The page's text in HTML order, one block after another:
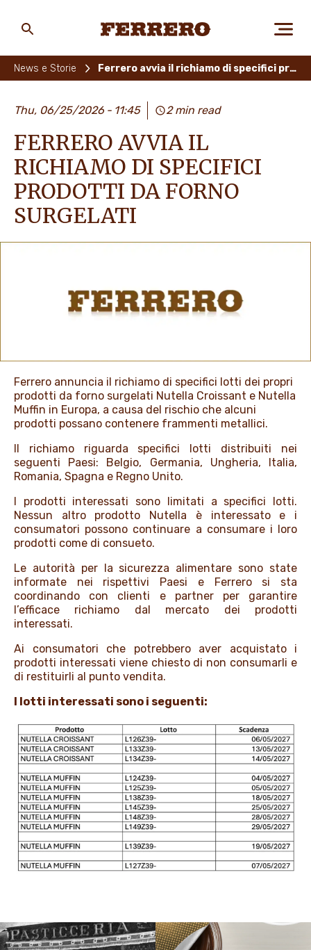
PERSONE E AMBIENTE
I NOSTRI PRODOTTI
NEWS & MEDIA
main
News e Storie Ferrero avvia il richiamo di specifici prodotti da forno surgelati
Thu, 06/25/2026 11:45 2 min read
FERRERO AVVIA IL
RICHIAMO DI SPECIFICI
PRODOTTI DA FORNO
SURGELATI
Ferrero annuncia il richiamo di specifici lotti dei propri
prodotti da forno surgelati Nutella Croissant e Nutella
Muffin in Europa, a causa del rischio che alcuni
prodotti possano contenere frammenti metallici.
Il richiamo riguarda specifici lotti distribuiti nei
seguenti Paesi: Belgio, Germania, Ungheria, Italia,
Romania, Spagna e Regno Unito.
I prodotti interessati sono limitati a specifici lotti.
Nessun altro prodotto Nutella è interessato e i
consumatori possono continuare a consumare i loro
prodotti come di consueto.
Le autorità per la sicurezza alimentare sono state
informate nei rispettivi Paesi e Ferrero si sta
coordinando con clienti e partner per garantire
l’efficace richiamo dal mercato dei prodotti
interessati.
Ai consumatori che potrebbero aver acquistato i
prodotti interessati viene chiesto di non consumarli e
di restituirli al punto vendita.
I lotti interessati sono i seguenti: